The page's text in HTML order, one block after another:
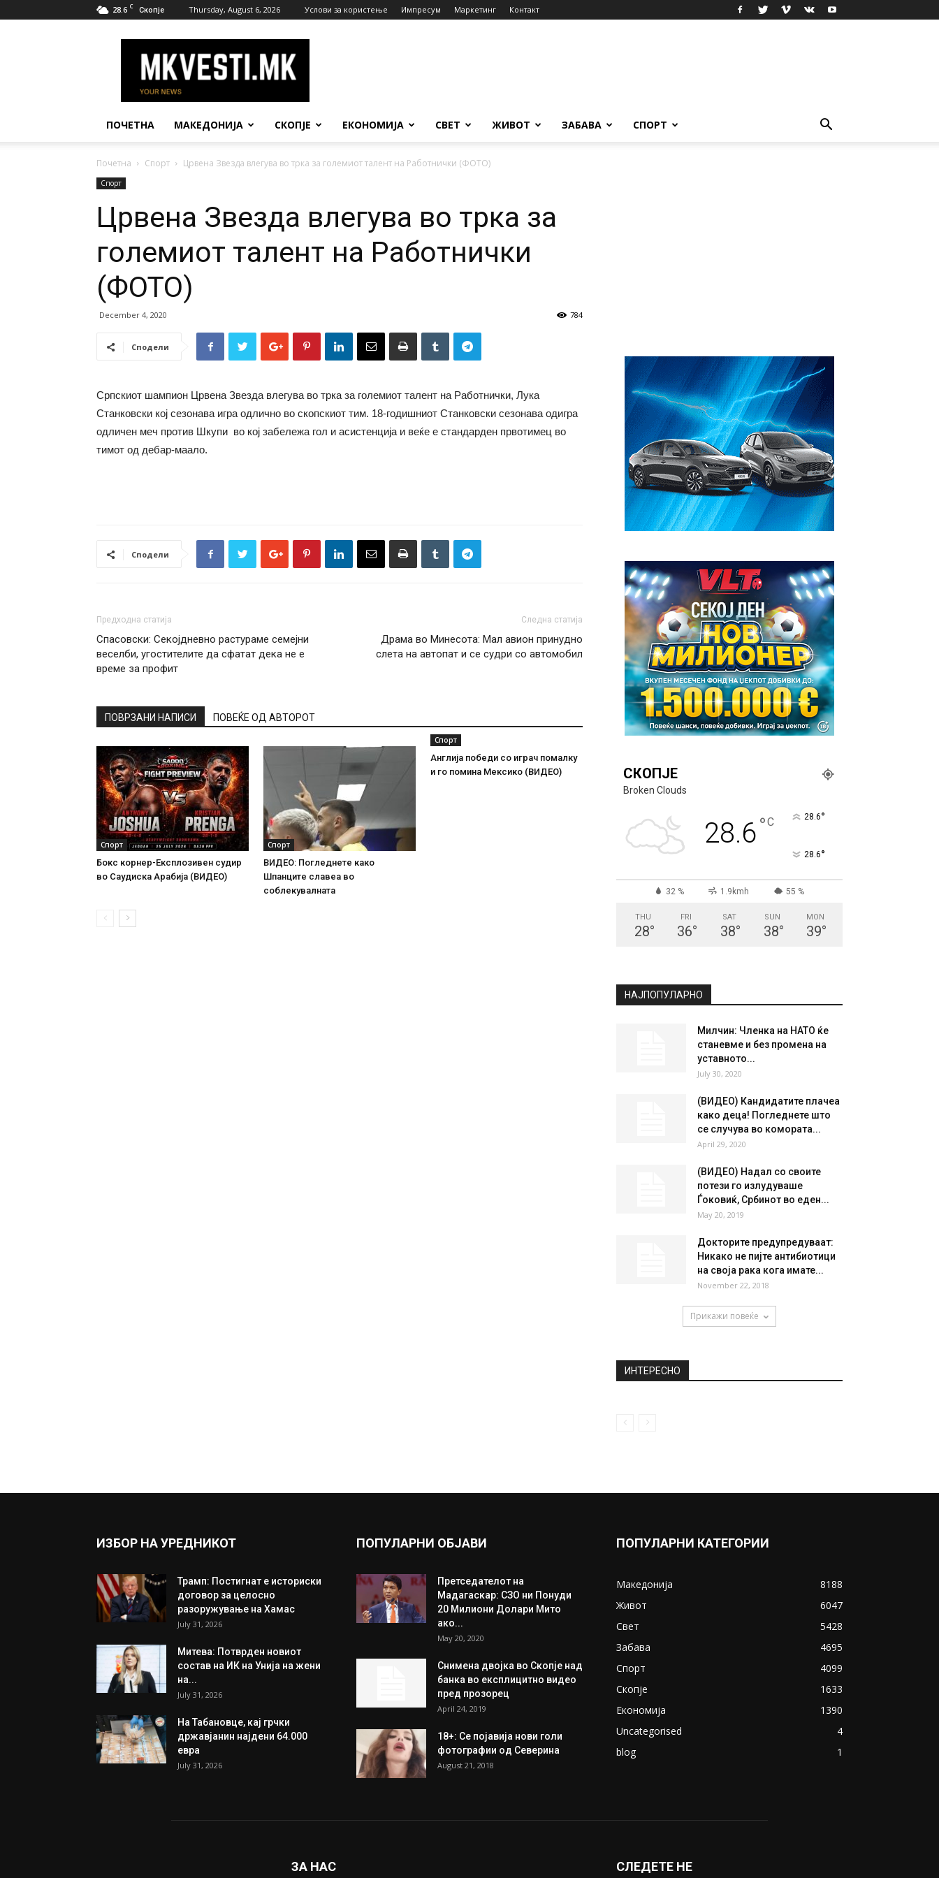
28.6 C Скопје Thursday, August 6, 2026 Услови за користење Импресум Маркетинг Контакт
Вести
ПОЧЕТНА МАКЕДОНИЈА СКОПЈЕ ЕКОНОМИЈА СВЕТ ЖИВОТ ЗАБАВА СПОРТ
Почетна Спорт Црвена Звезда влегува во трка за големиот талент на Работнички (ФОТО)
Спорт
Црвена Звезда влегува во трка за
големиот талент на Работнички
(ФОТО)
December 4, 2020 784
Сподели
Српскиот шампион Црвена Звезда влегува во трка за големиот талент на Работнички, Лука
Станковски кој сезонава игра одлично во скопскиот тим. 18-годишниот Станковски сезонава одигра
одличен меч против Шкупи во кој забележа гол и асистенција и веќе е стандарден првотимец во
тимот од дебар-маало.
Сподели
Предходна статија
Спасовски: Секојдневно растураме семејни
веселби, угостителите да сфатат дека не е
време за профит
Следна статија
Драма во Минесота: Мал авион принудно
слета на автопат и се судри со автомобил
ПОВРЗАНИ НАПИСИ ПОВЕЌЕ ОД АВТОРОТ
Спорт
Бокс корнер-Експлозивен судир
во Саудиска Арабија (ВИДЕО)
Спорт
ВИДЕО: Погледнете како
Шпанците славеа во
соблекувалната
Спорт
Англија победи со играч помалку
и го помина Мексико (ВИДЕО)
СКОПЈЕ
Broken Clouds
28.6°C 28.6°
28.6°
32 % 1.9kmh 55 %
THU
28°
FRI
36°
SAT
38°
SUN
38°
MON
39°
НАЈПОПУЛАРНО
Милчин: Членка на НАТО ќе
станевме и без промена на
уставното...
July 30, 2020
(ВИДЕО) Кандидатите плачеа
како деца! Погледнете што
се случува во комората...
April 29, 2020
(ВИДЕО) Надал со своите
потези го излудуваше
Ѓоковиќ, Србинот во еден...
May 20, 2019
Докторите предупредуваат:
Никако не пијте антибиотици
на своја рака кога имате...
November 22, 2018
Прикажи повеќе
ИНТЕРЕСНО
ИЗБОР НА УРЕДНИКОТ
Трамп: Постигнат е историски
договор за целосно
разоружување на Хамас
July 31, 2026
Митева: Потврден новиот
состав на ИК на Унија на жени
на...
July 31, 2026
На Табановце, кај грчки
државјанин најдени 64.000
евра
July 31, 2026
ПОПУЛАРНИ ОБЈАВИ
Претседателот на
Мадагаскар: СЗО ни Понуди
20 Милиони Долари Мито
ако...
May 20, 2020
Снимена двојка во Скопје над
банка во експлицитно видео
пред прозорец
April 24, 2019
18+: Се појавија нови голи
фотографии од Северина
August 21, 2018
ПОПУЛАРНИ КАТЕГОРИИ
Македонија
8188
Живот
6047
Свет
5428
Забава
4695
Спорт
4099
Скопје
1633
Економија
1390
Uncategorised
4
blog
1
ЗА НАС СЛЕДЕТЕ НЕ